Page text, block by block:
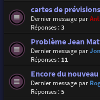
cartes de
Dernier message par
Réponses :3
Problème Jean
Dernier message par
Réponses : 11
Encore du
Dernier message par
Réponses :5